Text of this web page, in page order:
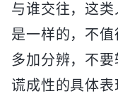
与谁交往，这
是一样的，不
多加分辨，不
谎成性的具体